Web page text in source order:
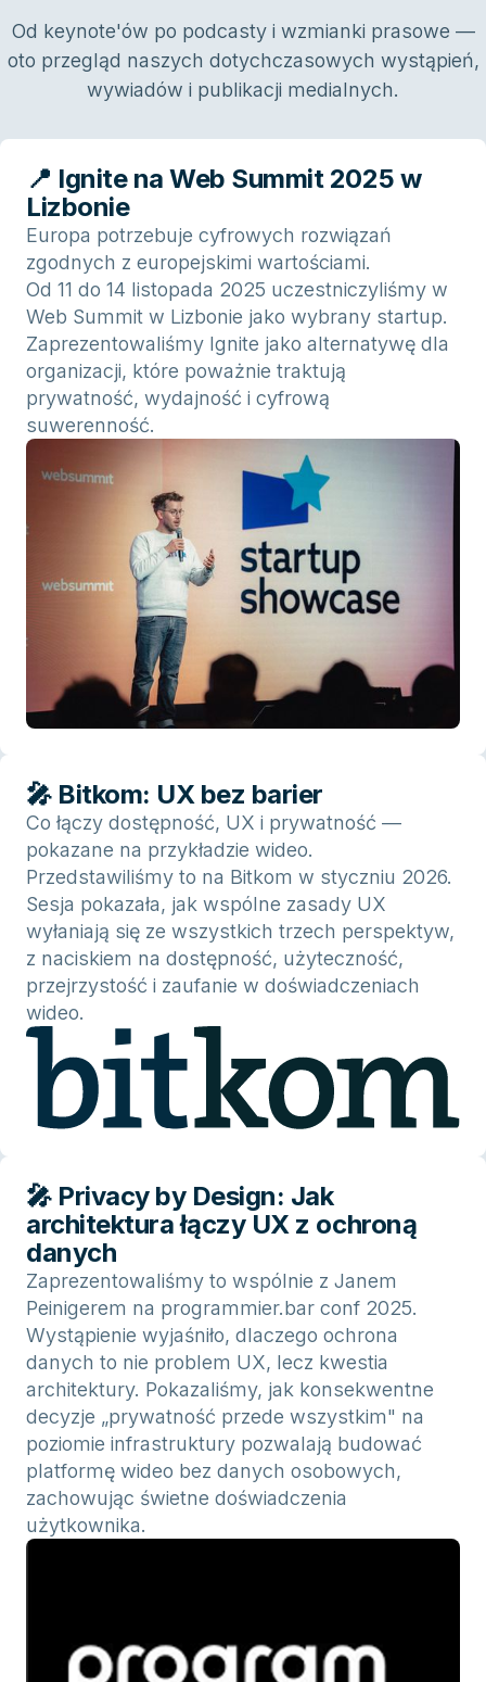
Od keynote'ów po podcasty i wzmianki prasowe —
oto przegląd naszych dotychczasowych wystąpień,
wywiadów i publikacji medialnych.
📍 Ignite na Web Summit 2025 w
Lizbonie
Europa potrzebuje cyfrowych rozwiązań
zgodnych z europejskimi wartościami.
Od 11 do 14 listopada 2025 uczestniczyliśmy w
Web Summit w Lizbonie jako wybrany startup.
Zaprezentowaliśmy Ignite jako alternatywę dla
organizacji, które poważnie traktują
prywatność, wydajność i cyfrową
suwerenność.
🎤 Bitkom: UX bez barier
Co łączy dostępność, UX i prywatność —
pokazane na przykładzie wideo.
Przedstawiliśmy to na Bitkom w styczniu 2026.
Sesja pokazała, jak wspólne zasady UX
wyłaniają się ze wszystkich trzech perspektyw,
z naciskiem na dostępność, użyteczność,
przejrzystość i zaufanie w doświadczeniach
wideo.
🎤 Privacy by Design: Jak
architektura łączy UX z ochroną
danych
Zaprezentowaliśmy to wspólnie z Janem
Peinigerem na programmier.bar conf 2025.
Wystąpienie wyjaśniło, dlaczego ochrona
danych to nie problem UX, lecz kwestia
architektury. Pokazaliśmy, jak konsekwentne
decyzje „prywatność przede wszystkim" na
poziomie infrastruktury pozwalają budować
platformę wideo bez danych osobowych,
zachowując świetne doświadczenia
użytkownika.